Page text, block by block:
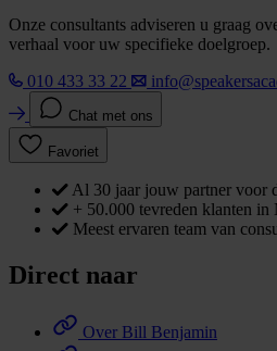
Onze consultants adviseren u graag
verhaal voor uw specifieke doelgroep.
010 433 33 22
Chat met ons
Favoriet
Al 30 jaar jouw partner voor
+ 50.000 tevreden klanten in
Meest ervaren team van
Direct naar
Over Bill Benjamin